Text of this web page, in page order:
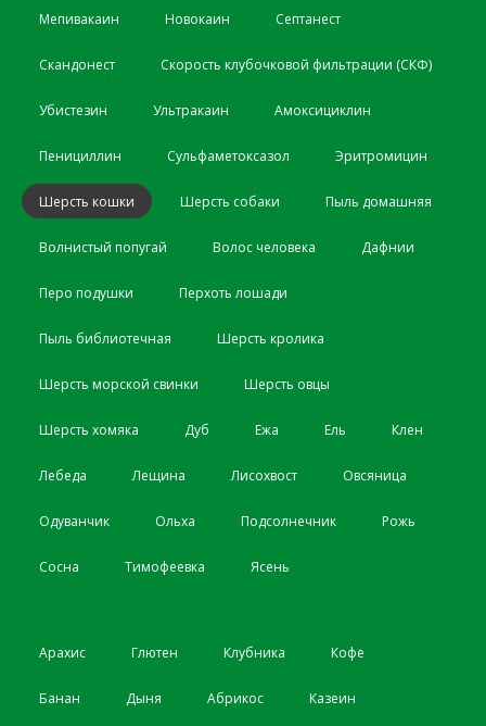
Мепивакаин Новокаин Септанест
Скандонест Скорость клубочковой фильтрации (СКФ)
Убистезин Ультракаин Амоксициклин
Пенициллин Сульфаметоксазол Эритромицин
Шерсть кошки Шерсть собаки Пыль домашняя
Волнистый попугай Волос человека Дафнии
Перо подушки Перхоть лошади
Пыль библиотечная Шерсть кролика
Шерсть морской свинки Шерсть овцы
Шерсть хомяка Дуб Ежа Ель Клен
Лебеда Лещина Лисохвост Овсяница
Одуванчик Ольха Подсолнечник Рожь
Сосна Тимофеевка Ясень
Арахис Глютен Клубника Кофе
Банан Дыня Абрикос Казеин